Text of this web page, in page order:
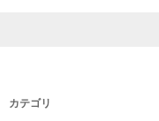
カテゴリ